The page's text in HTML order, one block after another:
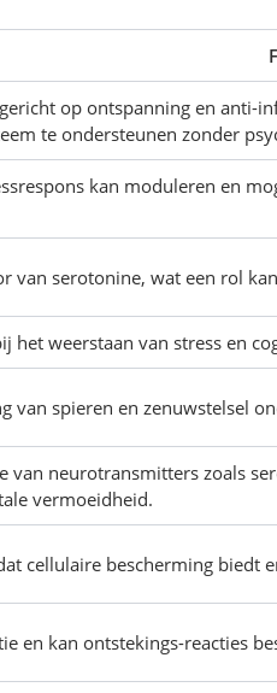
gericht op ontspanning en
te ondersteunen zonder
kan moduleren en
van serotonine, wat een rol
het weerstaan van stress en
van spieren en zenuwstelsel
van neurotransmitters zoals
vermoeidheid.
cellulaire bescherming biedt
en kan ontstekings-reacties